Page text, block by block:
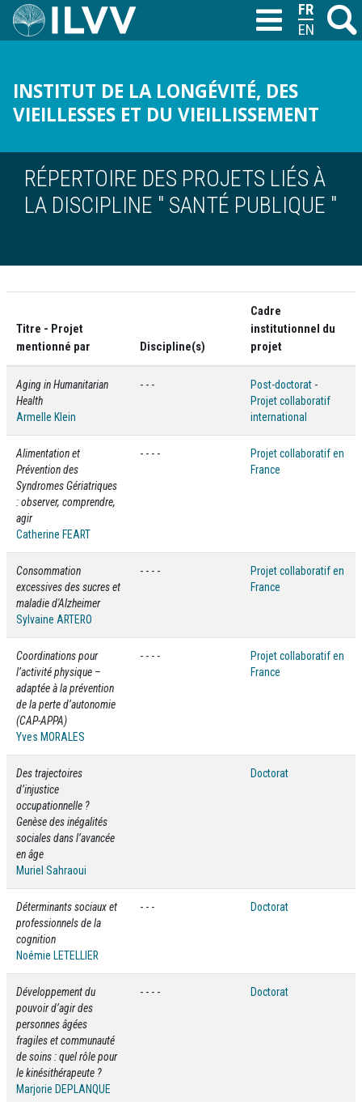
Aller
au
M
INSTITUT DE LA LONGÉVITÉ, DES
VIEILLESSES ET DU VIEILLISSEMENT
T
RÉPERTOIRE DES PROJETS LIÉS À
LA DISCIPLINE " SANTÉ PUBLIQUE "
Titre - Projet
mentionné par
Discipline(s)
Cadre
institutionnel du
projet
Aging in Humanitarian
Health
Armelle Klein
- - - Post-doctorat -
Projet collaboratif
international
Alimentation et
Prévention des
Syndromes Gériatriques
: observer, comprendre,
agir
Catherine FEART
- - - -
Projet collaboratif en
France
Consommation
excessives des sucres et
maladie d'Alzheimer
Sylvaine ARTERO
- - - -
Projet collaboratif en
France
Coordinations pour
l’activité physique –
adaptée à la prévention
de la perte d’autonomie
(CAP-APPA)
Yves MORALES
- - - -
Projet collaboratif en
France
Des trajectoires
d’injustice
occupationnelle ?
Genèse des inégalités
sociales dans l’avancée
en âge
Muriel Sahraoui
Doctorat
Déterminants sociaux et
professionnels de la
cognition
Noémie LETELLIER
- - - Doctorat
Développement du
pouvoir d’agir des
personnes âgées
fragiles et communauté
de soins : quel rôle pour
le kinésithérapeute ?
Marjorie DEPLANQUE
- - - - Doctorat
FRANÇAIS
ENGLISH